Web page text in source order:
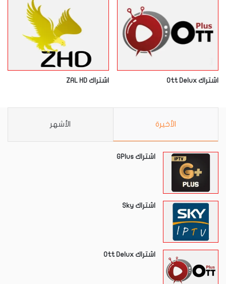
اشتراك Ott Delux اشتراك ZAL HD
الأخيرة الأشهر
اشتراك GPlus
اشتراك Sky
اشتراك Ott Delux